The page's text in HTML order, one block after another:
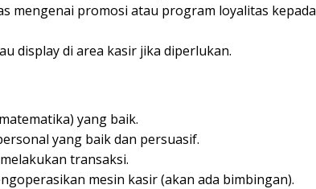
mengenai promosi atau program loyalitas kepada
display di area kasir jika diperlukan.
yang baik.
yang baik dan persuasif.
transaksi.
mesin kasir (akan ada bimbingan).